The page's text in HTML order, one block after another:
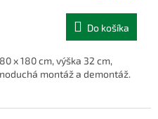
Do košíka
x 180 cm, výška 32 cm,
montáž a demontáž.